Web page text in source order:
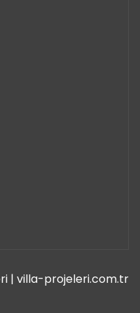
| villa-projeleri.com.tr